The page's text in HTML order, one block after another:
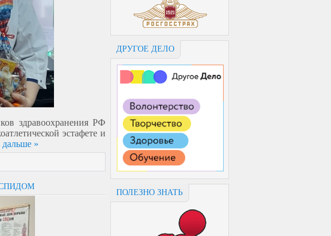
ДРУГОЕ ДЕЛО
ПОЛЕЗНО ЗНАТЬ
здравоохранения РФ
эстафете и
дальше »